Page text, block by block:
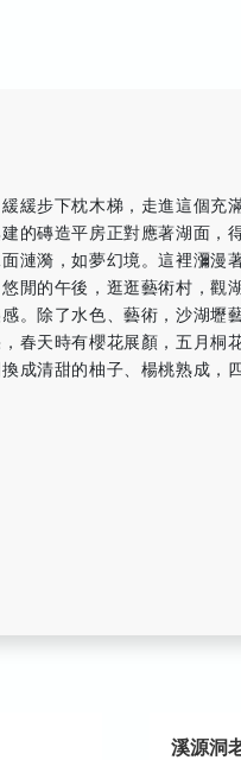
緩步下枕木梯，走進這個充
的磚造平房正對應著湖面，
漣漪，如夢幻境。這裡瀰漫
閒的午後，逛逛藝術村，觀
。除了水色、藝術，沙湖壢
春天時有櫻花展顏，五月桐
成清甜的柚子、楊桃熟成，四
溪源洞